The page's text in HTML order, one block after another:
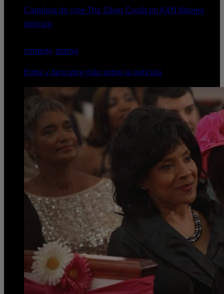
Cartelera de cine The Silver Credit en AXN Movies
pelicula
comedy, drama
Entra y descubre más sobre la película